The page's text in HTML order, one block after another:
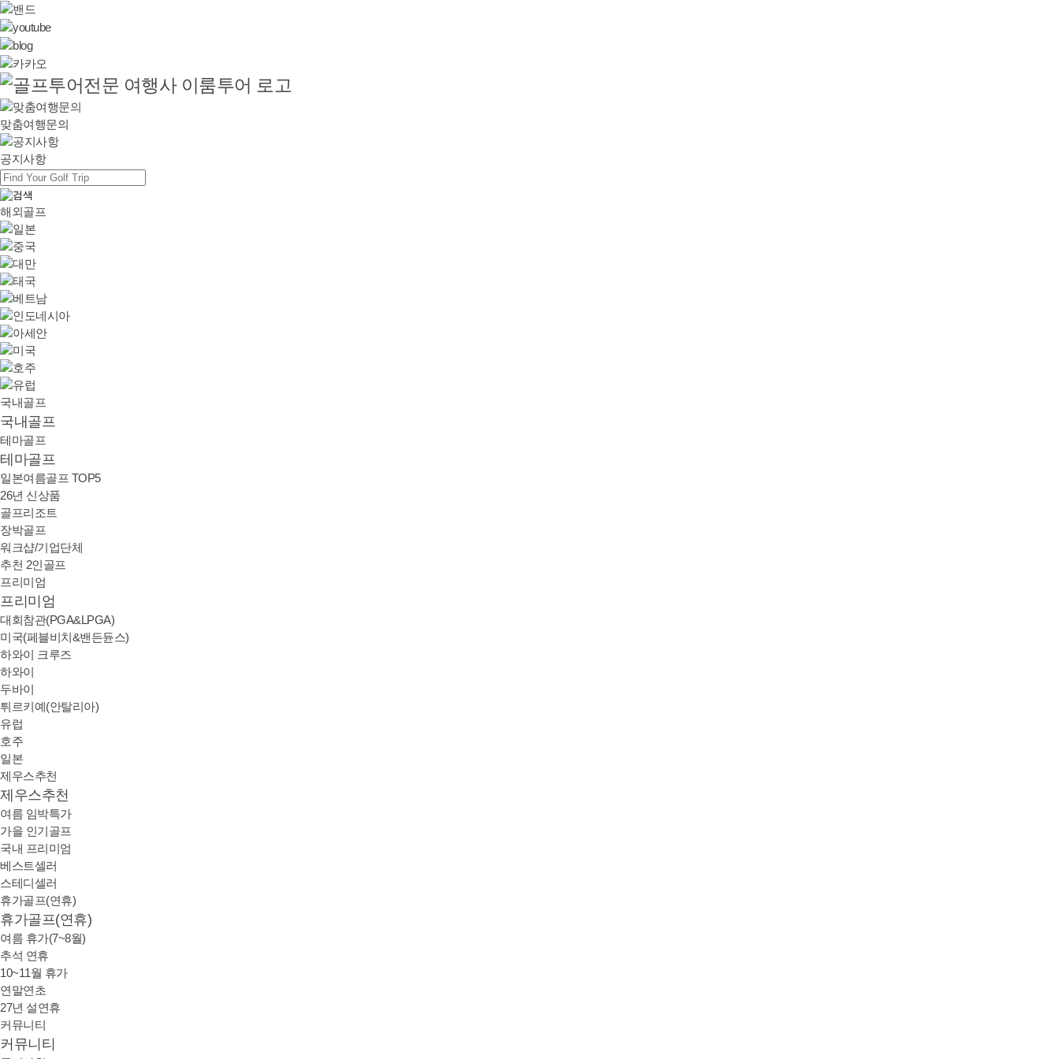
맞춤여행문의
공지사항
해외골프
국내골프
국내골프
테마골프
테마골프
일본여름골프 TOP5
26년 신상품
골프리조트
장박골프
워크샵/기업단체
추천 2인골프
프리미엄
프리미엄
대회참관(PGA&LPGA)
미국(페블비치&밴든듄스)
하와이 크루즈
하와이
두바이
튀르키예(안탈리아)
유럽
호주
일본
제우스추천
제우스추천
여름 임박특가
가을 인기골프
국내 프리미엄
베스트셀러
스테디셀러
휴가골프(연휴)
휴가골프(연휴)
여름 휴가(7~8월)
추석 연휴
10~11월 휴가
연말연초
27년 설연휴
커뮤니티
커뮤니티